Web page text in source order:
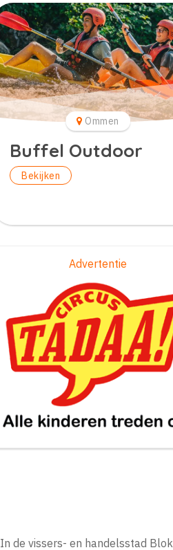
Ommen
Buffel Outdoor
Bekijken
Advertentie
In de vissers- en handelsstad